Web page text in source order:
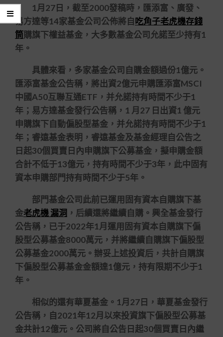
1月27日，截至2000發稿時，匯添富、廣發、
易方達等14家基金公司公佈將自吃角子老虎機存錢
筒購旗下權益基金，大多數基金公司允諾至少持有1
年。
具體來看，多家基金公司自購金額過份1億元。
匯添富基金公告稱，將出資2億元申購匯添富MSCI
中國A50互聯互通ETF，并允諾持有時間不少于1
年；易方達基金發行公告稱，1 月27 日出資1 億元
申購旗下自動偏股型基金，并允諾持有時間不少于1
年；睿遠基金表明，睿遠基金及基金經理自公告之
日起30個買賣日內申購旗下公募基金，擬申購金額
合計不低于13億元，持有時間不少于3年，此中固有
資本申購部門持有時間不少于5年。
部門基金公司此前已運用固有資本自購旗下基
金老虎機 漏洞 ，后續還將繼續自購。興全基金發行
公告稱，已于2022年1月運用固有資本自購旗下偏
股型公募基金8000萬元，并將繼續自購旗下偏股型
公募基金2000萬元。辦妥上述投資后，共計自購旗
下偏股型公募基金金額達1億元，持有限期不少于1
年。
相似的還有華夏基金。1月27日，華夏基金發行
公告稱，自2021年12月以來投資旗下偏股型公募基
金共計12億元。公司將自公告日起30個買賣日內繼